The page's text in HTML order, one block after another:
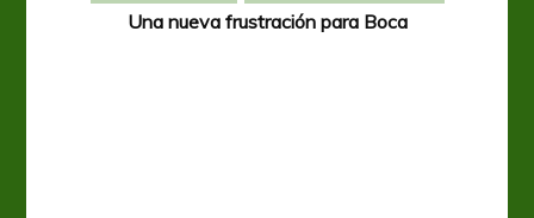
Una nueva frustración para Boca